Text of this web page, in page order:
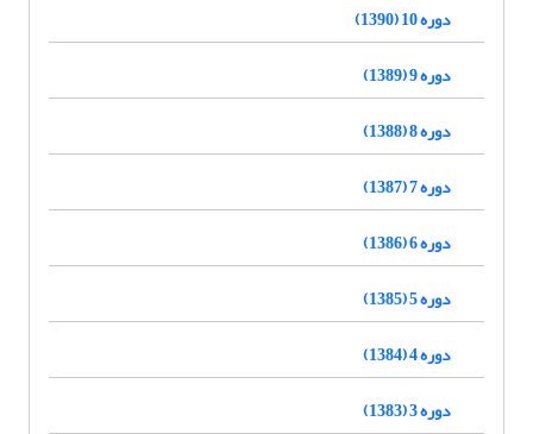
دوره 10 (1390)
دوره 9 (1389)
دوره 8 (1388)
دوره 7 (1387)
دوره 6 (1386)
دوره 5 (1385)
دوره 4 (1384)
دوره 3 (1383)